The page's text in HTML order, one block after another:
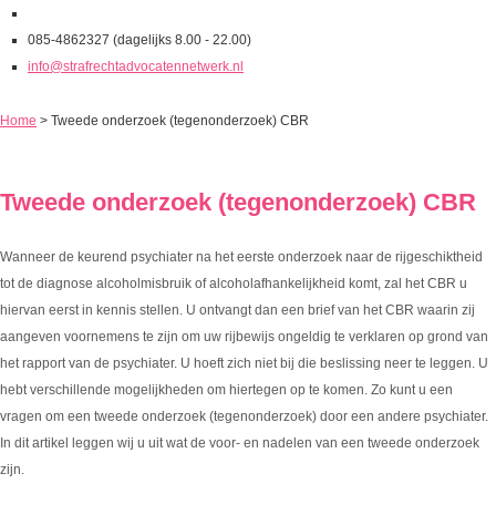
085-4862327 (dagelijks 8.00 - 22.00)
info@strafrechtadvocatennetwerk.nl
Home > Tweede onderzoek (tegenonderzoek) CBR
Tweede onderzoek (tegenonderzoek) CBR
Wanneer de keurend psychiater na het eerste onderzoek naar de rijgeschiktheid
tot de diagnose alcoholmisbruik of alcoholafhankelijkheid komt, zal het CBR u
hiervan eerst in kennis stellen. U ontvangt dan een brief van het CBR waarin zij
aangeven voornemens te zijn om uw rijbewijs ongeldig te verklaren op grond van
het rapport van de psychiater. U hoeft zich niet bij die beslissing neer te leggen. U
hebt verschillende mogelijkheden om hiertegen op te komen. Zo kunt u een
vragen om een tweede onderzoek (tegenonderzoek) door een andere psychiater.
In dit artikel leggen wij u uit wat de voor- en nadelen van een tweede onderzoek
zijn.